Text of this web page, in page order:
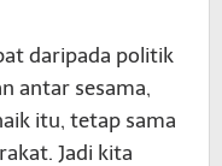
daripada politik
antar sesama,
itu, tetap sama
Jadi kita